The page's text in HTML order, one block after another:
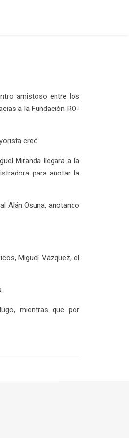
amistoso entre los
a la Fundación RO-
creó.
Miranda llegara a la
para anotar la
Alán Osuna, anotando
Miguel Vázquez, el
mientras que por